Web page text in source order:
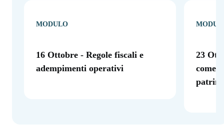
MODULO
16 Ottobre - Regole fiscali e
adempimenti operativi
23
come